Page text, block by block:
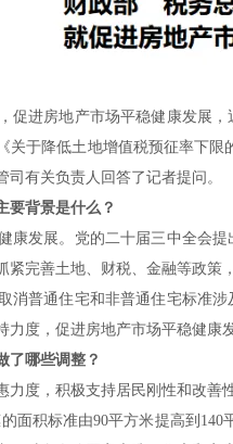
促进房地产市场平稳健康发展
关于降低土地增值税预征率下
有关负责人回答了记者提问。
要背景是什么？
康发展。党的二十届三中全会
完善土地、财税、金融等政策
消普通住宅和非普通住宅标准
度，促进房地产市场平稳健康发
了哪些调整？
力度，积极支持居民刚性和改
面积标准由90平方米提高到